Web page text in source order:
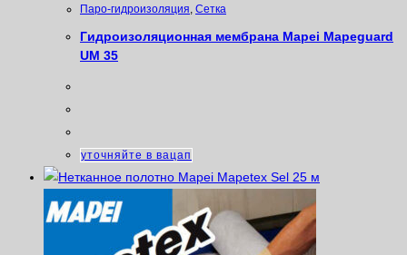
Паро-гидроизоляция, Сетка
Гидроизоляционная мембрана Mapei Mapeguard
UM 35
уточняйте в вацап